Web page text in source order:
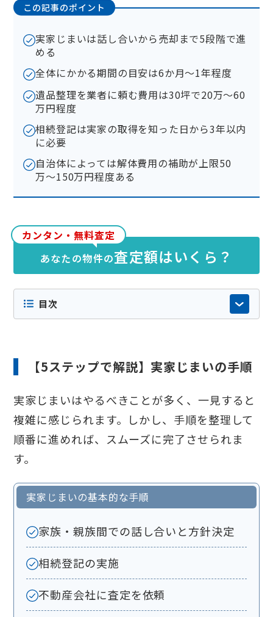
この記事のポイント
実家じまいは話し合いから売却まで5段階で進
める
全体にかかる期間の目安は6か月〜1年程度
遺品整理を業者に頼む費用は30坪で20万〜60
万円程度
相続登記は実家の取得を知った日から3年以内
に必要
自治体によっては解体費用の補助が上限50
万〜150万円程度ある
カンタン・無料査定
あなたの物件の査定額はいくら？
目次
【5ステップで解説】実家じまいの手順
実家じまいはやるべきことが多く、一見すると
複雑に感じられます。しかし、手順を整理して
順番に進めれば、スムーズに完了させられま
す。
実家じまいの基本的な手順
家族・親族間での話し合いと方針決定
相続登記の実施
不動産会社に査定を依頼